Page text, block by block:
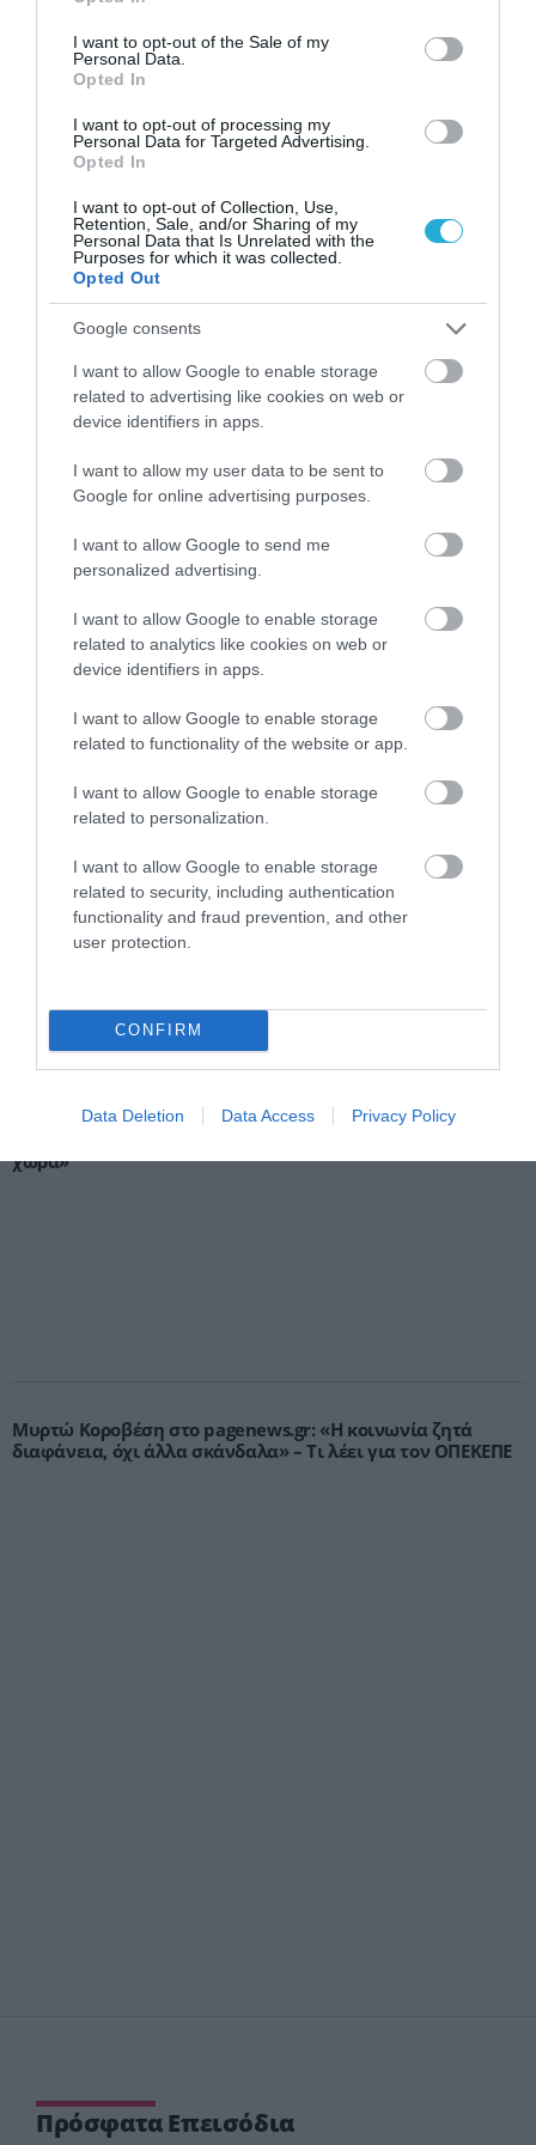
use your data for below specified purposes in below Google
consent section.
I want to opt-out of the Sale of my
Personal Data.
Opted In
I want to opt-out of processing my
Personal Data for Targeted Advertising.
Opted In
I want to opt-out of Collection, Use,
Retention, Sale, and/or Sharing of my
Personal Data that Is Unrelated with the
Purposes for which it was collected.
Opted Out
Google consents
I want to allow Google to enable storage
related to advertising like cookies on web or
device identifiers in apps.
I want to allow my user data to be sent to
Google for online advertising purposes.
I want to allow Google to send me
personalized advertising.
I want to allow Google to enable storage
related to analytics like cookies on web or
device identifiers in apps.
I want to allow Google to enable storage
related to functionality of the website or app.
I want to allow Google to enable storage
related to personalization.
I want to allow Google to enable storage
related to security, including authentication
functionality and fraud prevention, and other
user protection.
CONFIRM
Data Deletion Data Access Privacy Policy
ΡΟΗ ΕΙΔΗΣΕΩΝ
ΠΑΣΟΚ σε Σκέρτσο: «Οι πίνακές σου
κρατούν όσο ένα ηλιοβασίλεμα» –
Πόλεμος για το πορτοφόλι των Ελλήνων
ΑΦΡΟΔΙΤΗ ΠΑΝΟΥ
08.08.2026 | 20:55
Ο Πολάκης σηκώνει το γάντι για τον
ΣΥΡΙΖΑ: «Θέλω ΠΑΣΟΚ του ’80, πειθαρχία
ΚΚΕ και δρόμο»
ΑΦΡΟΔΙΤΗ ΠΑΝΟΥ
Τουρνάς: «Δεν υπάρχουν περιθώρια
εφησυχασμού» απέναντι στα ακραία
ΑΦΡΟΔΙΤΗ ΠΑΝΟΥ
Κτηματολόγιο: Νέος διαγωνισμός 7 εκατ.
ευρώ για 150 εργαζόμενους – Πολιτική
σύγκρουση για τις εργολαβίες
08.08.2026 | 14:45
PODCASTS
Μπαλατσούκας pagenews.gr:«Η κυβέρνηση θυμάται τους
πυροσβέστες όταν τους λέει ήρωες–όχι όταν ζητούν
Γ.Βρεττάκος στο pagenews.gr: «Το ΠΑΣΟΚ μπλοκάρει τη
χώρα»
Μυρτώ Κοροβέση στο pagenews.gr: «Η κοινωνία ζητά
διαφάνεια, όχι άλλα σκάνδαλα» – Τι λέει για τον ΟΠΕΚΕΠΕ
Πρόσφατα Επεισόδια